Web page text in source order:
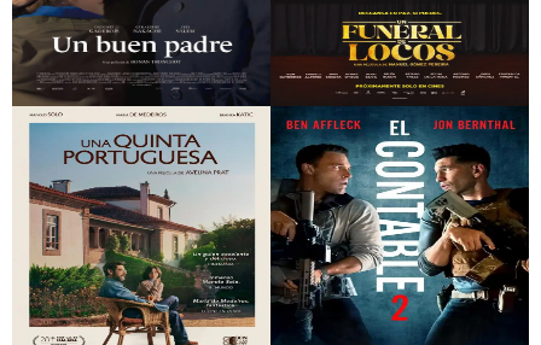
Un buen padre Un funeral de locos